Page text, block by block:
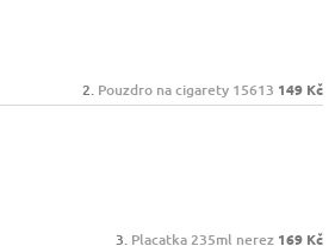
Pouzdro na cigarety 15613 149 Kč
Placatka 235ml nerez 169 Kč